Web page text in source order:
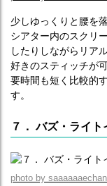
少しゆっくりと腰を
シアター内のスクリ
したりしながらリア
好きのスティッチが
要時間も短く比較的
す。
７． バズ・ライ
photo by